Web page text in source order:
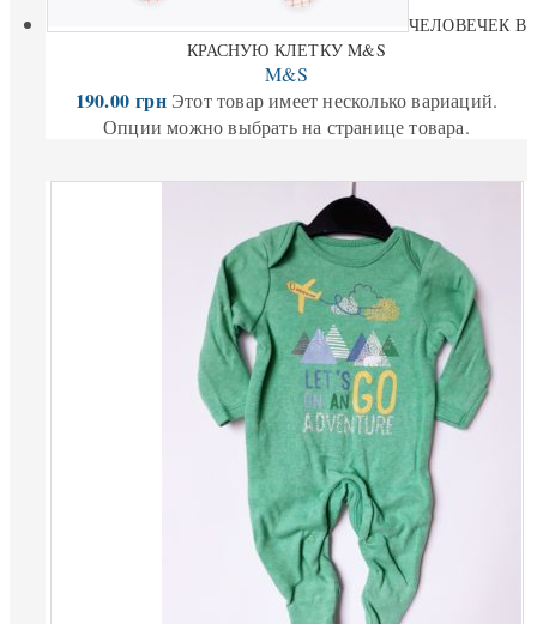
ЧЕЛОВЕЧЕК В
КРАСНУЮ КЛЕТКУ M&S
M&S
190.00грн Этот товар имеет несколько вариаций.
Опции можно выбрать на странице товара.